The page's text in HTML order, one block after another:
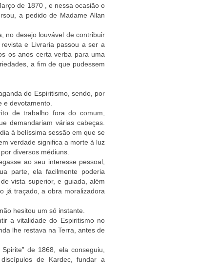
de 1870 , e nessa ocasião o
a pedido de Madame Allan
no desejo louvável de contribuir
e Livraria passou a ser a
os anos certa verba para uma
a fim de que pudessem
do Espiritismo, sendo, por
e devotamento.
de trabalho fora do comum,
demandariam várias cabeças.
à belíssima sessão em que se
verdade significa a morte à luz
diversos médiuns.
ao seu interesse pessoal,
parte, ela facilmente poderia
vista superior, e guiada, além
já traçado, a obra moralizadora
hesitou um só instante.
a vitalidade do Espiritismo no
lhe restava na Terra, antes de
de 1868, ela conseguiu,
de Kardec, fundar a